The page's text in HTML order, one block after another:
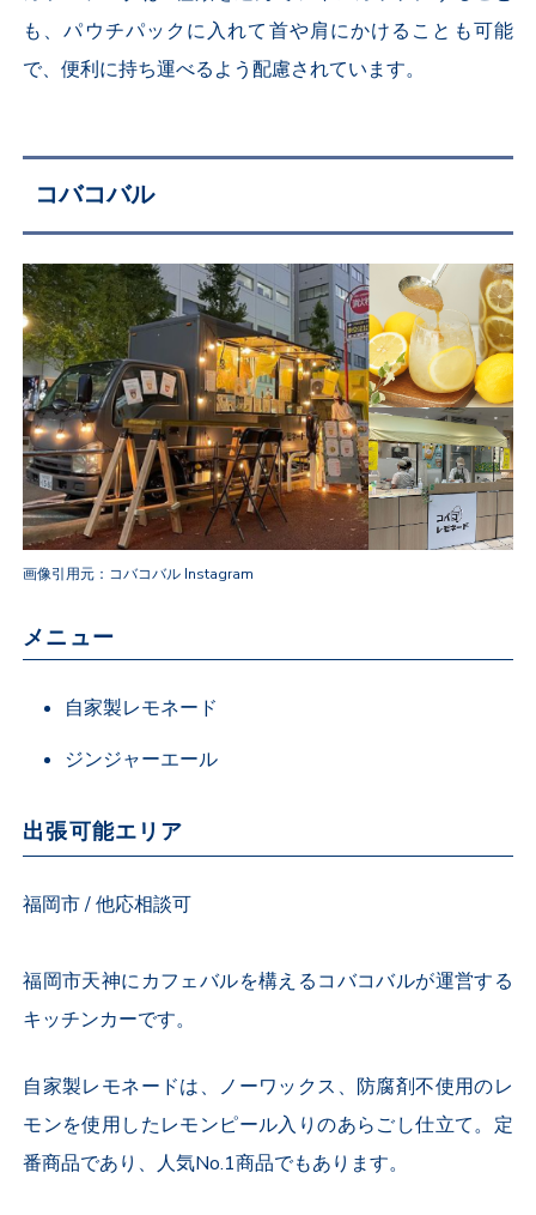
も、パウチパックに入れて首や肩にかけることも可能
で、便利に持ち運べるよう配慮されています。
コバコバル
画像引用元：コバコバル Instagram
メニュー
自家製レモネード
ジンジャーエール
出張可能エリア
福岡市 / 他応相談可
福岡市天神にカフェバルを構えるコバコバルが運営する
キッチンカーです。
自家製レモネードは、ノーワックス、防腐剤不使用のレ
モンを使用したレモンピール入りのあらごし仕立て。定
番商品であり、人気No.1商品でもあります。